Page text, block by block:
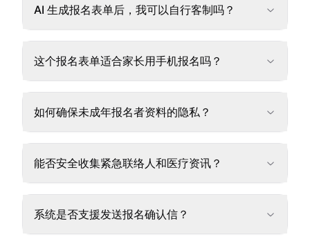
AI 生成报名表单后，我可以自行客制吗？
这个报名表单适合家长用手机报名吗？
如何确保未成年报名者资料的隐私？
能否安全收集紧急联络人和医疗资讯？
系统是否支援发送报名确认信？